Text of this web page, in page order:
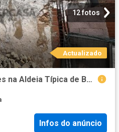
12 fotos
Actualizado
Conjunto de Propriedades na Aldeia Típica de Benafim, Loulé, Algarve
Infos do anúncio